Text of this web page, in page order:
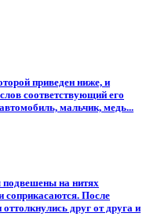
приведен ниже, и
соответствующий его
мальчик, медь...
на нитях
соприкасаются. После
друг от друга и